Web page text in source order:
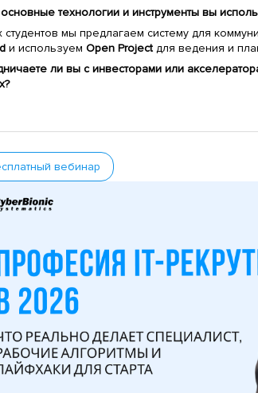
технологии и инструменты вы
студентов мы предлагаем систему для
и используемOpen Project для ведения и
ли вы с инвесторами или
вебинар